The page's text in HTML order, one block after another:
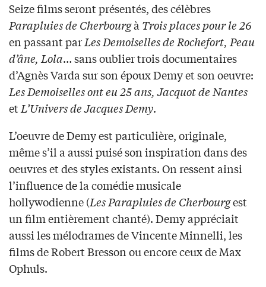
Seize films seront présentés, des célèbres
Parapluies de CherbourgàTrois places pour le 26
en passant parLes Demoiselles de Rochefort, Peau
d’âne, Lola… sans oublier trois documentaires
d’Agnès Varda sur son époux Demy et son oeuvre:
Les Demoiselles ont eu 25 ans, Jacquot de Nantes
etL’Univers de Jacques Demy.
L’oeuvre de Demy est particulière, originale,
même s’il a aussi puisé son inspiration dans des
oeuvres et des styles existants. On ressent ainsi
l’influence de la comédie musicale
hollywodienne (Les Parapluies de Cherbourgest
un film entièrement chanté). Demy appréciait
aussi les mélodrames de Vincente Minnelli, les
films de Robert Bresson ou encore ceux de Max
Ophuls.